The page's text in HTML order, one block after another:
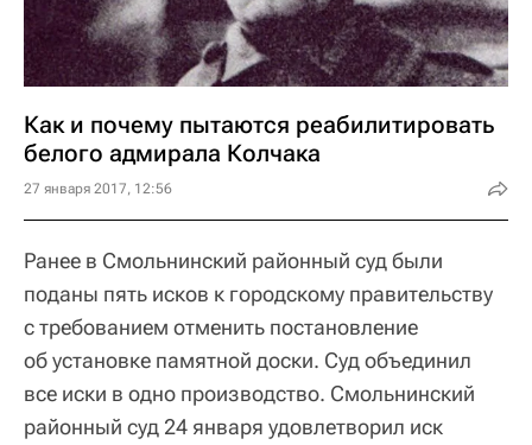
Как и почему пытаются реабилитировать
белого адмирала Колчака
27 января 2017, 12:56
Ранее в Смольнинский районный суд были
поданы пять исков к городскому правительству
с требованием отменить постановление
об установке памятной доски. Суд объединил
все иски в одно производство. Смольнинский
районный суд 24 января удовлетворил иск